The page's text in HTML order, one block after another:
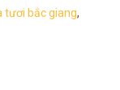
tươi bắc giang,